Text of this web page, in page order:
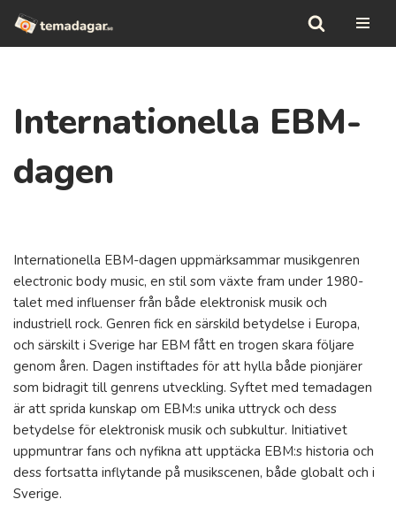
Hoppa
Internationella EBM-
dagen
Internationella EBM-dagen uppmärksammar musikgenren
electronic body music, en stil som växte fram under 1980-
talet med influenser från både elektronisk musik och
industriell rock. Genren fick en särskild betydelse i Europa,
och särskilt i Sverige har EBM fått en trogen skara följare
genom åren. Dagen instiftades för att hylla både pionjärer
som bidragit till genrens utveckling. Syftet med temadagen
är att sprida kunskap om EBM:s unika uttryck och dess
betydelse för elektronisk musik och subkultur. Initiativet
uppmuntrar fans och nyfikna att upptäcka EBM:s historia och
dess fortsatta inflytande på musikscenen, både globalt och i
Sverige.